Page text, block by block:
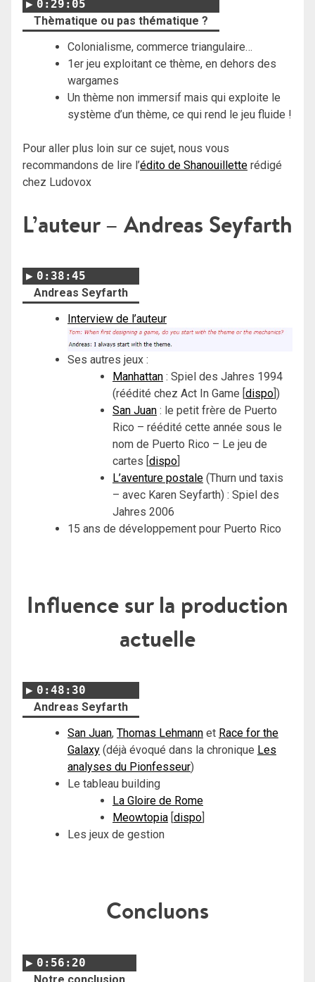
0:29:05
Thèmatique ou pas thématique ?
Colonialisme, commerce triangulaire…
1er jeu exploitant ce thème, en dehors des
wargames
Un thème non immersif mais qui exploite le
système d’un thème, ce qui rend le jeu fluide !
Pour aller plus loin sur ce sujet, nous vous
recommandons de lire l’édito de Shanouillette rédigé
chez Ludovox
L’auteur – Andreas Seyfarth
0:38:45
Andreas Seyfarth
Interview de l’auteur
Ses autres jeux :
Manhattan : Spiel des Jahres 1994
(réédité chez Act In Game [dispo])
San Juan : le petit frère de Puerto
Rico – réédité cette année sous le
nom de Puerto Rico – Le jeu de
cartes [dispo]
L’aventure postale (Thurn und taxis
– avec Karen Seyfarth) : Spiel des
Jahres 2006
15 ans de développement pour Puerto Rico
Influence sur la production
actuelle
0:48:30
Andreas Seyfarth
San Juan, Thomas Lehmann et Race for the
Galaxy (déjà évoqué dans la chronique Les
analyses du Pionfesseur)
Le tableau building
La Gloire de Rome
Meowtopia dispo
Les jeux de gestion
Concluons
0:56:20